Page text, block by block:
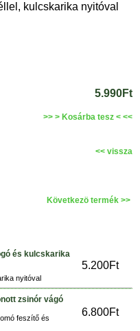
kulcskarika nyitóval
5.990Ft
>> > Kosárba tesz < <<
<< vissza
Következö termék >>
és kulcskarika
5.200Ft
nyitóval
zsinór vágó
6.800Ft
feszítő és